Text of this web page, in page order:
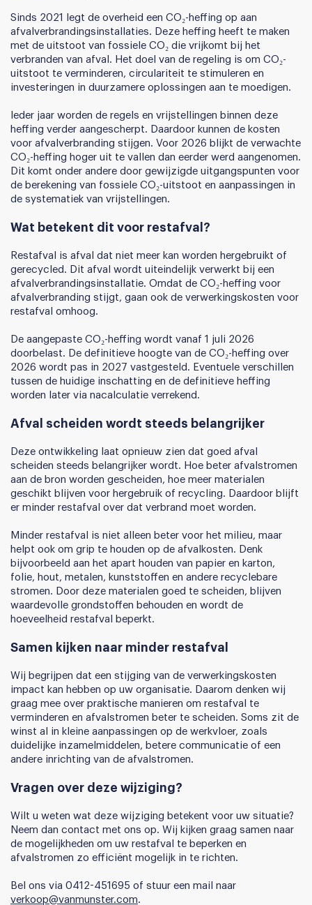
Sinds 2021 legt de overheid een CO₂-heffing op aan
afvalverbrandingsinstallaties. Deze heffing heeft te maken
met de uitstoot van fossiele CO₂ die vrijkomt bij het
verbranden van afval. Het doel van de regeling is om CO₂-
uitstoot te verminderen, circulariteit te stimuleren en
investeringen in duurzamere oplossingen aan te moedigen.
Ieder jaar worden de regels en vrijstellingen binnen deze
heffing verder aangescherpt. Daardoor kunnen de kosten
voor afvalverbranding stijgen. Voor 2026 blijkt de verwachte
CO₂-heffing hoger uit te vallen dan eerder werd aangenomen.
Dit komt onder andere door gewijzigde uitgangspunten voor
de berekening van fossiele CO₂-uitstoot en aanpassingen in
de systematiek van vrijstellingen.
Wat betekent dit voor restafval?
Restafval is afval dat niet meer kan worden hergebruikt of
gerecycled. Dit afval wordt uiteindelijk verwerkt bij een
afvalverbrandingsinstallatie. Omdat de CO₂-heffing voor
afvalverbranding stijgt, gaan ook de verwerkingskosten voor
restafval omhoog.
De aangepaste CO₂-heffing wordt vanaf 1 juli 2026
doorbelast. De definitieve hoogte van de CO₂-heffing over
2026 wordt pas in 2027 vastgesteld. Eventuele verschillen
tussen de huidige inschatting en de definitieve heffing
worden later via nacalculatie verrekend.
Afval scheiden wordt steeds belangrijker
Deze ontwikkeling laat opnieuw zien dat goed afval
scheiden steeds belangrijker wordt. Hoe beter afvalstromen
aan de bron worden gescheiden, hoe meer materialen
geschikt blijven voor hergebruik of recycling. Daardoor blijft
er minder restafval over dat verbrand moet worden.
Minder restafval is niet alleen beter voor het milieu, maar
helpt ook om grip te houden op de afvalkosten. Denk
bijvoorbeeld aan het apart houden van papier en karton,
folie, hout, metalen, kunststoffen en andere recyclebare
stromen. Door deze materialen goed te scheiden, blijven
waardevolle grondstoffen behouden en wordt de
hoeveelheid restafval beperkt.
Samen kijken naar minder restafval
Wij begrijpen dat een stijging van de verwerkingskosten
impact kan hebben op uw organisatie. Daarom denken wij
graag mee over praktische manieren om restafval te
verminderen en afvalstromen beter te scheiden. Soms zit de
winst al in kleine aanpassingen op de werkvloer, zoals
duidelijke inzamelmiddelen, betere communicatie of een
andere inrichting van de afvalstromen.
Vragen over deze wijziging?
Wilt u weten wat deze wijziging betekent voor uw situatie?
Neem dan contact met ons op. Wij kijken graag samen naar
de mogelijkheden om uw restafval te beperken en
afvalstromen zo efficiënt mogelijk in te richten.
Bel ons via 0412-451695 of stuur een mail naar
verkoop@vanmunster.com.